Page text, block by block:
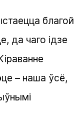
благой
да чаго ідзе
– наша ўсё,